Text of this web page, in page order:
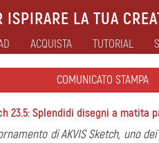
ISPIRARE LA TUA
ACQUISTA TUTORIAL
COMUNICATO STAMPA
23.5: Splendidi disegni a matita
di AKVIS Sketch, uno